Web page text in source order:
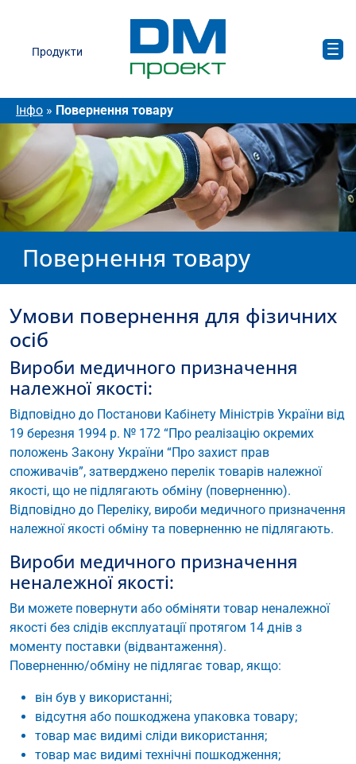
Продукти
Інфо » Повернення товару
Повернення товару
Умови повернення для фізичних
осіб
Вироби медичного призначення
належної якості:
Відповідно до Постанови Кабінету Міністрів України від
19 березня 1994 р. № 172 “Про реалізацію окремих
положень Закону України “Про захист прав
споживачів”, затверджено перелік товарів належної
якості, що не підлягають обміну (поверненню).
Відповідно до Переліку, вироби медичного призначення
належної якості обміну та поверненню не підлягають.
Вироби медичного призначення
неналежної якості:
Ви можете повернути або обміняти товар неналежної
якості без слідів експлуатації протягом 14 днів з
моменту поставки (відвантаження).
Поверненню/обміну не підлягає товар, якщо:
він був у використанні;
відсутня або пошкоджена упаковка товару;
товар має видимі сліди використання;
товар має видимі технічні пошкодження;